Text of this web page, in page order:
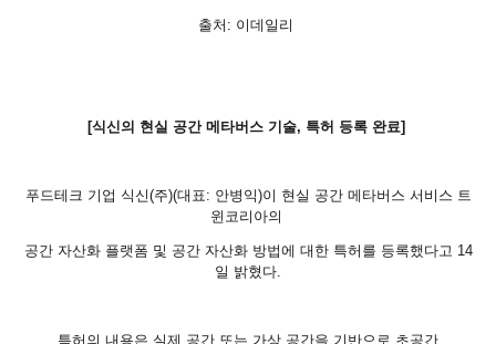
출처: 이데일리
[식신의 현실 공간 메타버스 기술, 특허 등록 완료]
푸드테크 기업 식신(주)(대표: 안병익)이 현실 공간 메타버스 서비스 트
윈코리아의
공간 자산화 플랫폼 및 공간 자산화 방법에 대한 특허를 등록했다고 14
일 밝혔다.
특허의 내용은 실제 공간 또는 가상 공간을 기반으로 초공간